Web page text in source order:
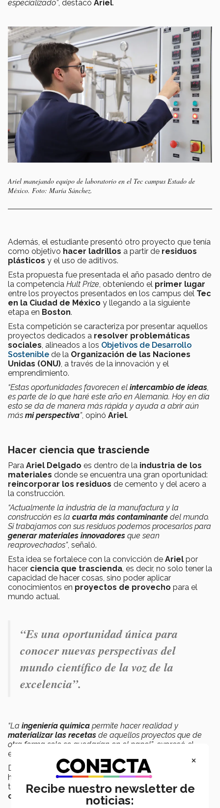
especializado”, destacó Ariel.
Ariel manejando equipo de laboratorio en el Tec campus Estado de
México. Foto: María Sánchez.
Además, el estudiante presentó otro proyecto que tenía
como objetivo hacer ladrillos a partir de residuos
plásticos y el uso de aditivos.
Esta propuesta fue presentada el año pasado dentro de
la competencia Hult Prize, obteniendo el primer lugar
entre los proyectos presentados en los campus del Tec
en la Ciudad de México y llegando a la siguiente
etapa en Boston.
Esta competición se caracteriza por presentar aquellos
proyectos dedicados a resolver problemáticas
sociales, alineados a los Objetivos de Desarrollo
Sostenible de la Organización de las Naciones
Unidas (ONU), a través de la innovación y el
emprendimiento.
“Estas oportunidades favorecen el intercambio de ideas,
es parte de lo que haré este año en Alemania. Hoy en día
esto se da de manera más rápida y ayuda a abrir aún
más mi perspectiva”, opinó Ariel.
Hacer ciencia que trasciende
Para Ariel Delgado es dentro de la industria de los
materiales donde se encuentra una gran oportunidad:
reincorporar los residuos de cemento y del acero a
la construcción.
“Actualmente la industria de la manufactura y la
construcción es la cuarta más contaminante del mundo.
Si trabajamos con sus residuos podemos procesarlos para
generar materiales innovadores que sean
reaprovechados”, señaló.
Esta idea se fortalece con la convicción de Ariel por
hacer ciencia que trascienda, es decir, no solo tener la
capacidad de hacer cosas, sino poder aplicar
conocimientos en proyectos de provecho para el
mundo actual.
“Es una oportunidad única para
conocer nuevas perspectivas del
mundo científico de la voz de la
excelencia”.
“La ingeniería química permite hacer realidad y
materializar las recetas de aquellos proyectos que de
otra forma solo se quedarían en el papel”, expresó el
estudiante.
De esta manera,Ariel ve a la ciencia como una
herramienta capaz de apoyar a las personas,
transformando su realidad y creandomejores
comunidades
×
Recibe nuestro newsletter de
noticias: